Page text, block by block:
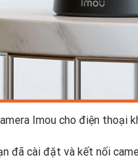
Imou cho điện thoại
đã cài đặt và kết nối